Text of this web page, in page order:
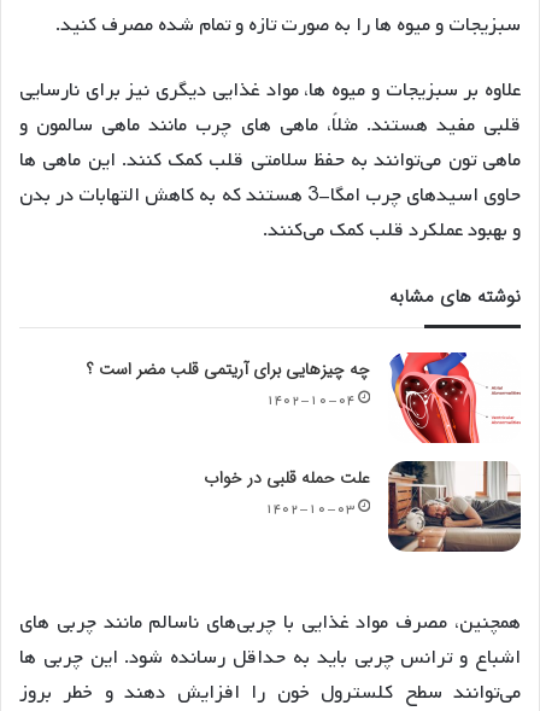
سبزیجات و میوه ها را به صورت تازه و تمام شده مصرف کنید.
علاوه بر سبزیجات و میوه ها، مواد غذایی دیگری نیز برای نارسایی
قلبی مفید هستند. مثلاً، ماهی های چرب مانند ماهی سالمون و
ماهی تون می‌توانند به حفظ سلامتی قلب کمک کنند. این ماهی ها
حاوی اسیدهای چرب امگا-3 هستند که به کاهش التهابات در بدن
و بهبود عملکرد قلب کمک می‌کنند.
نوشته های مشابه
چه چیزهایی برای آریتمی قلب مضر است ؟
۱۴۰۲-۱۰-۰۴
علت حمله قلبی در خواب
۱۴۰۲-۱۰-۰۳
همچنین، مصرف مواد غذایی با چربی‌های ناسالم مانند چربی های
اشباع و ترانس چربی باید به حداقل رسانده شود. این چربی ها
می‌توانند سطح کلسترول خون را افزایش دهند و خطر بروز